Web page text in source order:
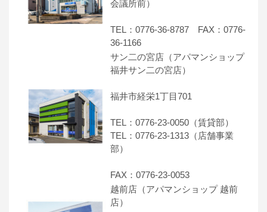
会議所前）
TEL：0776-36-8787 FAX：0776-
36-1166
サン二の宮店（アパマンショップ
福井サン二の宮店）
福井市経栄1丁目701
TEL：0776-23-0050（賃貸部）
TEL：0776-23-1313（店舗事業
部）
FAX：0776-23-0053
越前店（アパマンショップ 越前
店）